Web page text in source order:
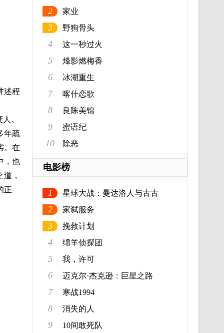
述程
。
年疏
。在
，也
，
正
2 家业
3 野狗骨头
4 这一秒过火
5 烽影燃梅香
6 冰湖重生
7 喀什恋歌
8 良陈美锦
9 蜜语纪
10 除恶
电影榜
1 星球大战：曼达洛人与古古
2 家弑服务
3 挽救计划
4 绵羊侦探团
5 我，许可
6 迈克尔·杰克逊：巨星之路
7 寒战1994
8 消失的人
9 10间敢死队